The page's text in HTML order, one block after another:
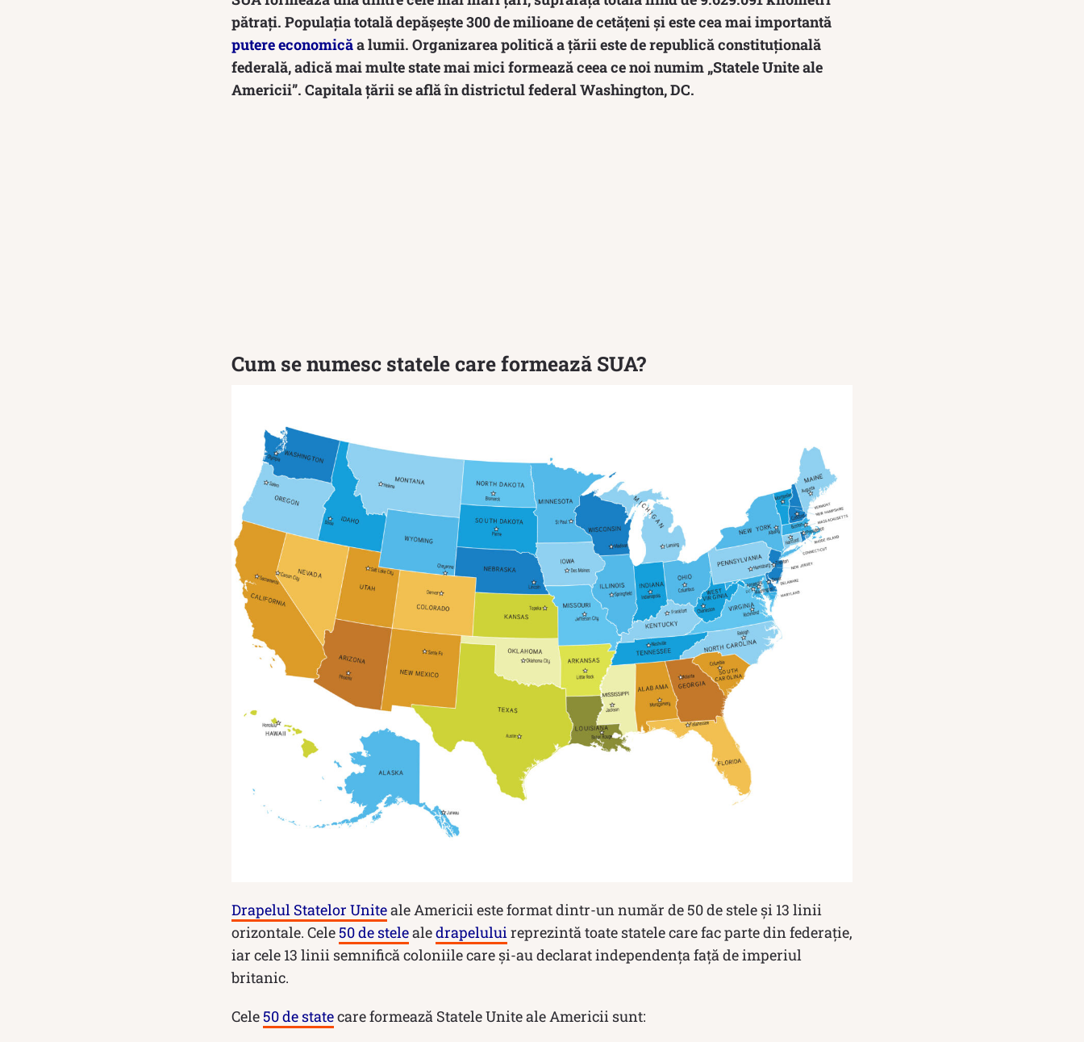
pătrați. Populația totală depășește 300 de milioane de cetățeni și este cea mai importantă
putere economicăa lumii. Organizarea politică a țării este de republică constituțională
federală, adică mai multe state mai mici formează ceea ce noi numim „Statele Unite ale
Americii”. Capitala țării se află în districtul federal Washington, DC.
Cum se numesc statele care formează SUA?
Drapelul Statelor Uniteale Americii este format dintr-un număr de 50 de stele și 13 linii
orizontale. Cele 50 de stelealedrapeluluireprezintă toate statele care fac parte din federație,
iar cele 13 linii semnifică coloniile care și-au declarat independența față de imperiul
britanic.
Cele 50 de statecare formează Statele Unite ale Americii sunt: